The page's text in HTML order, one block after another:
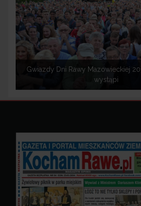
Gwiazdy Dni Rawy Mazowieckiej
wystąpi